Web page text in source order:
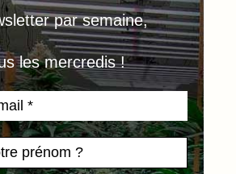
par semaine,
les mercredis !